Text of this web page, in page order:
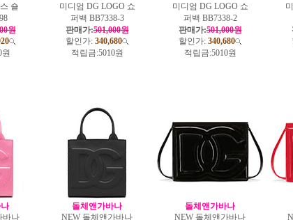
숄
원
원
미디엄 DG LOGO 쇼
퍼백 BB7338-3
판매가:501,000원
할인가: 340,680
적립금:5010원
미디엄 DG LOGO 쇼
퍼백 BB7338-2
판매가:501,000원
할인가: 340,680
적립금:5010원
바나
돌체앤가바나
NEW 돌체앤가바나
돌체앤가바나
NEW 돌체앤가바나